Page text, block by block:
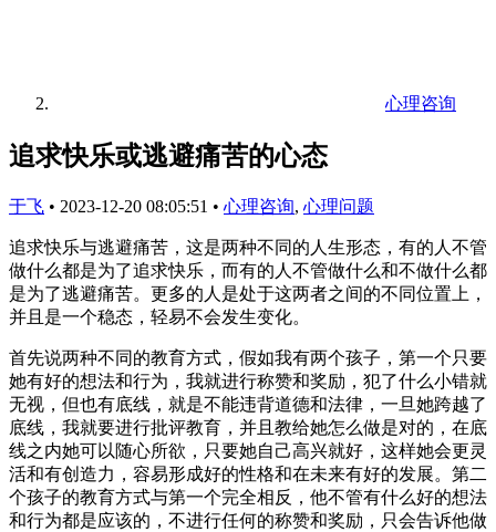
心理咨询
追求快乐或逃避痛苦的心态
于飞 • 2023-12-20 08:05:51 • 心理咨询, 心理问题
追求快乐与逃避痛苦，这是两种不同的人生形态，有的人不管
做什么都是为了追求快乐，而有的人不管做什么和不做什么都
是为了逃避痛苦。更多的人是处于这两者之间的不同位置上，
并且是一个稳态，轻易不会发生变化。
首先说两种不同的教育方式，假如我有两个孩子，第一个只要
她有好的想法和行为，我就进行称赞和奖励，犯了什么小错就
无视，但也有底线，就是不能违背道德和法律，一旦她跨越了
底线，我就要进行批评教育，并且教给她怎么做是对的，在底
线之内她可以随心所欲，只要她自己高兴就好，这样她会更灵
活和有创造力，容易形成好的性格和在未来有好的发展。第二
个孩子的教育方式与第一个完全相反，他不管有什么好的想法
和行为都是应该的，不进行任何的称赞和奖励，只会告诉他做